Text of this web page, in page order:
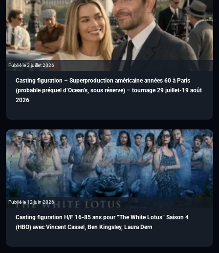
Publié le 3 juillet 2026
Casting figuration – Superproduction américaine années 60 à Paris
(probable préquel d’Ocean’s, sous réserve) – tournage 29 juillet-19 août
2026
Publié le 12 juin 2026
Casting figuration H/F 16-85 ans pour “The White Lotus” Saison 4
(HBO) avec Vincent Cassel, Ben Kingsley, Laura Dern